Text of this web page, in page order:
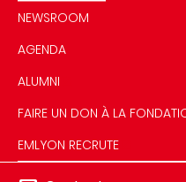
NEWSROOM
AGENDA
ALUMNI
FAIRE UN DON À LA
EMLYON RECRUTE